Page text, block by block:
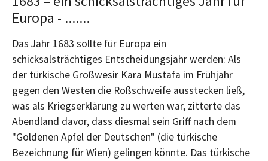
Europa - .......
Das Jahr 1683 sollte für Europa ein
schicksalsträchtiges Entscheidungsjahr werden: Als
der türkische Großwesir Kara Mustafa im Frühjahr
gegen den Westen die Roßschweife ausstecken ließ,
was als Kriegserklärung zu werten war, zitterte das
Abendland davor, dass diesmal sein Griff nach dem
"Goldenen Apfel der Deutschen" (die türkische
Bezeichnung für Wien) gelingen könnte. Das türkische